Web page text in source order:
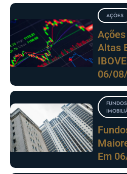
AÇÕES
Altas
06/
FUNDOS
Em